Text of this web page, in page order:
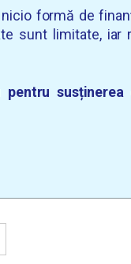
formă de
sunt limitate, iar
susținerea